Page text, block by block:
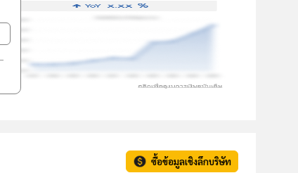
ซื้อข้อมูลเชิงลึกบริษัท